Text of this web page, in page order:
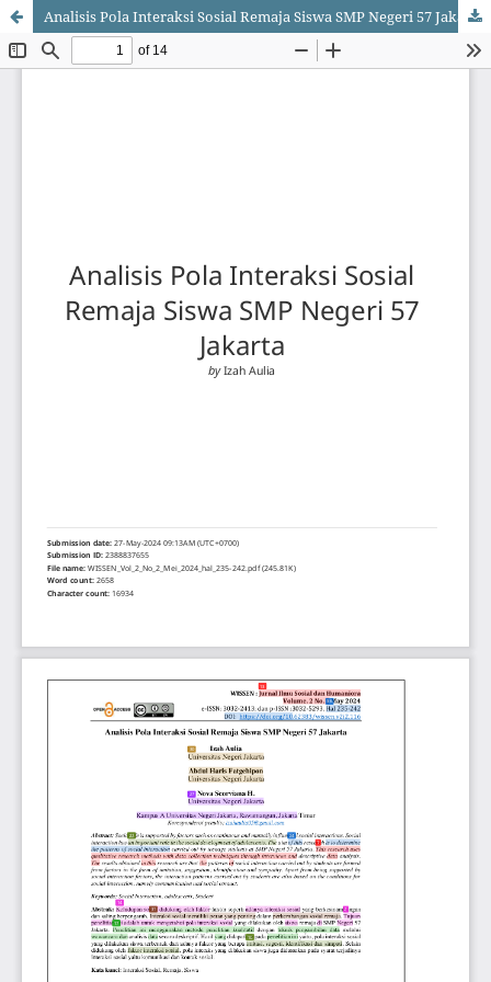
Analisis Pola Interaksi Sosial Remaja Siswa SMP Negeri 57 Jakarta